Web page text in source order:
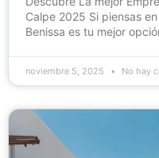
Calpe 2025 Si piensas
Benissa es tu mejor
noviembre 5, 2025 No hay